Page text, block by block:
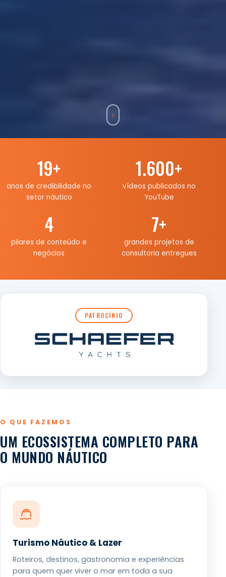
19+
anos de credibilidade no
setor náutico
1.600+
vídeos publicados no
YouTube
4
pilares de conteúdo e
negócios
7+
grandes projetos de
consultoria entregues
PATROCÍNIO
O QUE FAZEMOS
UM ECOSSISTEMA COMPLETO PARA
O MUNDO NÁUTICO
Turismo Náutico & Lazer
Roteiros, destinos, gastronomia e experiências
para quem quer viver o mar em toda a sua